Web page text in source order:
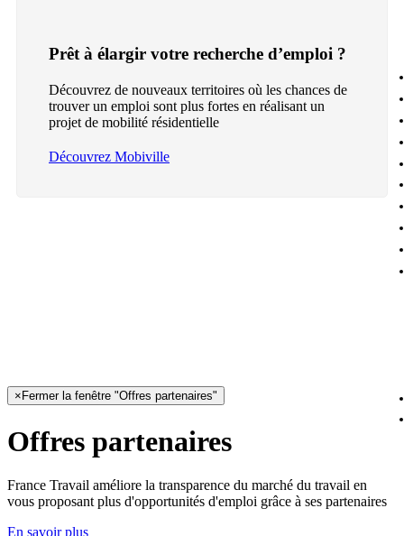
Prêt à élargir votre recherche d’emploi ?
Découvrez de nouveaux territoires où les chances de
trouver un emploi sont plus fortes en réalisant un
projet de mobilité résidentielle
Découvrez Mobiville
× Fermer la fenêtre "Offres partenaires"
Offres partenaires
France Travail améliore la transparence du marché du travail en
vous proposant plus d'opportunités d'emploi grâce à ses partenaires
En savoir plus